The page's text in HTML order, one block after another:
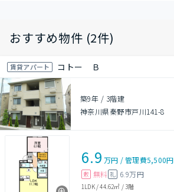
おすすめ物件 (2件)
賃貸アパート コトー Ｂ
築9年 / 3階建
神奈川県秦野市戸川141-8
6.9 万円 /管理費5,500円
敷 無料 礼 6.9万円
1LDK/44.62㎡ /3階